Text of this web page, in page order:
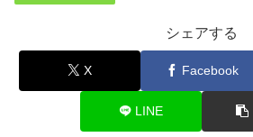
シェアする
X Facebook
LINE